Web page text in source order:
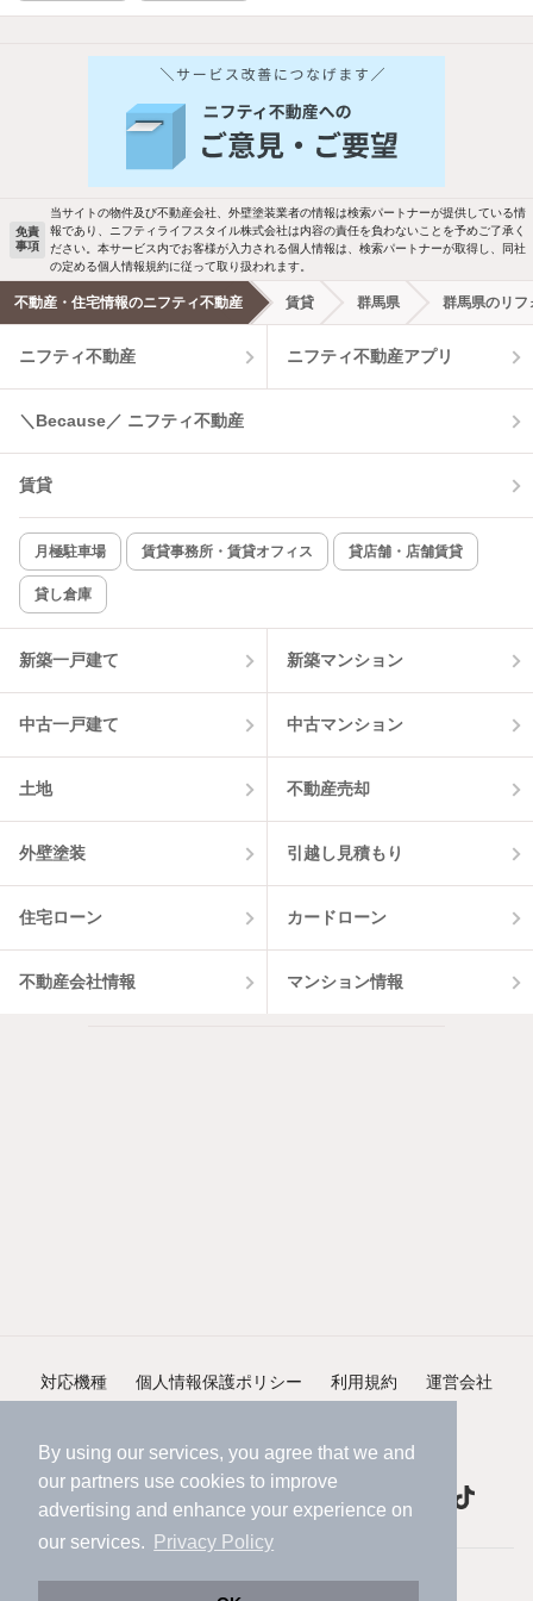
By using our services, you agree that we and
our partners use cookies to improve
advertising and enhance your experience on
our services.
Privacy Policy
免責
事項
当サイトの物件及び不動産会社、外壁塗装業者の情報は検索パートナーが提供している情
報であり、ニフティライフスタイル株式会社は内容の責任を負わないことを予めご了承く
ださい。本サービス内でお客様が入力される個人情報は、検索パートナーが取得し、同社
の定める個人情報規約に従って取り扱われます。
不動産・住宅情報のニフティ不動産 賃貸 群馬県 群馬県のリフ
ニフティ不動産 ニフティ不動産アプリ
＼Because／ ニフティ不動産
賃貸
月極駐車場 賃貸事務所・賃貸オフィス 貸店舗・店舗賃貸
貸し倉庫
新築一戸建て 新築マンション
中古一戸建て 中古マンション
土地 不動産売却
外壁塗装 引越し見積もり
住宅ローン カードローン
不動産会社情報 マンション情報
対応機種 個人情報保護ポリシー 利用規約 運営会社
©NIFTY Lifestyle Co., Ltd.